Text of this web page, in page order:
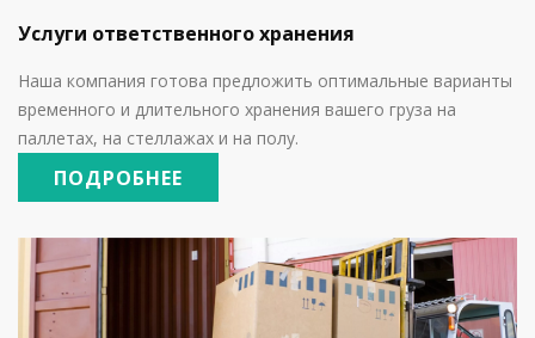
Услуги ответственного хранения
Наша компания готова предложить оптимальные варианты
временного и длительного хранения вашего груза на
паллетах, на стеллажах и на полу.
ПОДРОБНЕЕ